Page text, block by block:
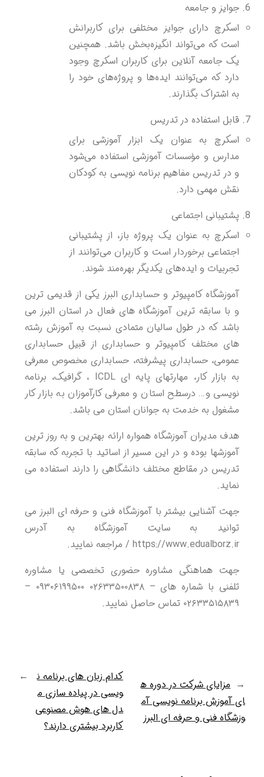
جوایز و جامعه
اسکرچ دارای جوایز مختلفی برای کاربرانش
است که می‌تواند انگیزه‌بخش باشد. همچنین
یک جامعه آنلاین برای کاربران اسکرچ وجود
دارد که می‌توانند ایده‌ها و پروژه‌های خود را
به اشتراک بگذارند.
قابل استفاده در تدریس
اسکرچ به عنوان یک ابزار آموزشی برای
مدارس و مؤسسات آموزشی استفاده می‌شود
و در تدریس مفاهیم برنامه نویسی به کودکان
نقش مهمی دارد.
پشتیبانی اجتماعی
اسکرچ به عنوان یک پروژه باز، از پشتیبانی
اجتماعی برخوردار است و کاربران می‌توانند از
تجربیات و ایده‌های یکدیگر بهره‌مند شوند.
آموزشگاه کامپیوتر و حسابداری البرز یکی از قدیمی ترین
و با سابقه ترین آموزشگاه های فعال در استان البرز می
باشد که در طول سالیان متمادی نسبت به آموزش رشته
های مختلف کامپیوتر و حسابداری از قبیل حسابداری
عمومی، حسابداری پیشرفته، حسابداری مخصوص معرفی
به بازار کار، مهارتهای پایه ای ICDL ، گرافیک، برنامه
نویسی و… درسطح استان و معرفی کارآموزان به بازار کار
مشغول به خدمت به جوانان استان می باشد.
هدف مدیران آموزشگاه همواره ارائه بهترین و به روز ترین
آموزشها بوده و در این مسیر از اساتید با تجربه که سابقه
تدریس در مقاطع مختلف دانشگاهی را دارند استفاده می
نماید.
جهت آشنایی بیشتر با آموزشگاه فنی و حرفه ای البرز می
توانید به سایت آموزشگاه به آدرس
https://www.edualborz.ir / مراجعه نمایید.
جهت هماهنگی مشاوره حضوری تخصصی یا مشاوره
تلفنی با شماره های – ۰۲۶۳۳۵۰۰۸۳۸ ۰۹۳۰۶۱۹۹۵۰۰ –
۰۲۶۳۳۵۱۵۸۳۹ تماس حاصل نمایید.
← مزایای شرکت در دوره ه
ای آموزش برنامه نویسی آم
وزشگاه فنی و حرفه ای البرز
کدام زبان های برنامه ن
ویسی در پیاده سازی م
دل های هوش مصنوعی
کاربرد بیشتری دارند؟
→